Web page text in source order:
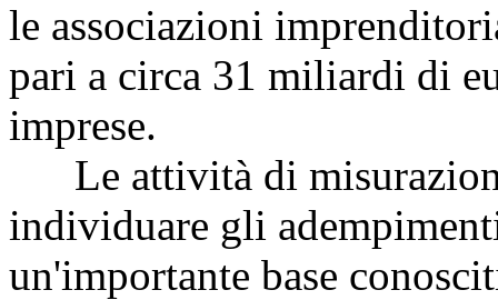
le associazioni
pari a circa 31 miliardi di
imprese.
Le attività di
individuare gli
un'importante base